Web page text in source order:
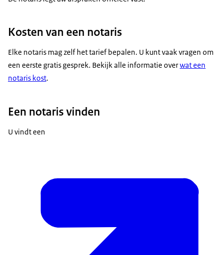
Kosten van een notaris
Elke notaris mag zelf het tarief bepalen. U kunt vaak vragen om
een eerste gratis gesprek. Bekijk alle informatie overwat een
notaris kost.
Een notaris vinden
U vindt een